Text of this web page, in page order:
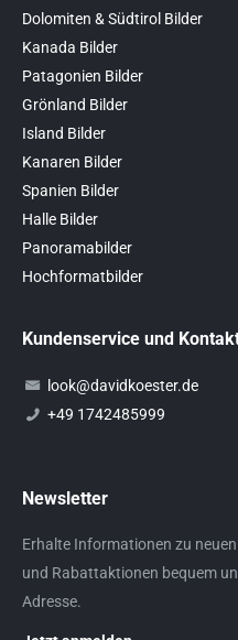
Dolomiten & Südtirol Bilder
Kanada Bilder
Patagonien Bilder
Grönland Bilder
Island Bilder
Kanaren Bilder
Spanien Bilder
Halle Bilder
Panoramabilder
Hochformatbilder
Kundenservice und
look@davidkoester.de
+49 1742485999
Newsletter
Erhalte Informationen zu
und Rabattaktionen bequem
Adresse.